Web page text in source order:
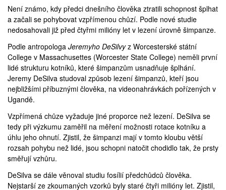
Není známo, kdy předci dnešního člověka ztratili schopnost šplhat
a začali se pohybovat vzpřímenou chůzí. Podle nové studie
nedosahovali již před čtyřmi milióny let v lezení úrovně šimpanze.
Podle antropologa Jeremyho DeSilvyz Worcesterské státní
College v Massachusettes (Worcester State College) neměli první
lidé strukturu kotníků, které šimpanzům usnadňuje šplhání.
Jeremy DeSilva studoval způsob lezení šimpanzů, kteří jsou
nejbližšími příbuznými člověka, na videonahrávkách pořízených v
Ugandě.
Vzpřímená chůze vyžaduje jiné proporce než lezení. DeSilva se
tedy při výzkumu zaměřil na měření možnosti rotace kotníku a
úhlu jeho ohnutí. Zjistil, že šimpanzi mají v tomto kloubu větší
rozsah pohybu než lidé, jsou schopni natočit chodidlo tak, že prsty
směřují vzhůru.
DeSilva se dále věnoval studiu fosílií předchůdců člověka.
Nejstarší ze zkoumaných vzorků byly staré čtyři milióny let. Zjistil,